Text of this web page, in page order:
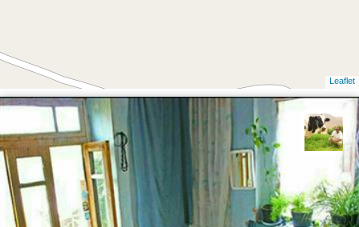
Leaflet
تقی قاسمی